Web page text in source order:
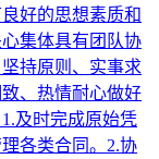
好的思想素质和
集体具有团队协
持原则、实事求
、热情耐心做好
及时完成原始凭
各类合同。2.协